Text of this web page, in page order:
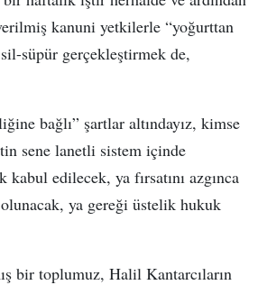
kanuni yetkilerle “yoğurttan
süpür gerçekleştirmek de,
bağlı” şartlar altındayız, kimse
sene lanetli sistem içinde
kabul edilecek, ya fırsatını azgınca
ya gereği üstelik hukuk
bir toplumuz, Halil Kantarcıların